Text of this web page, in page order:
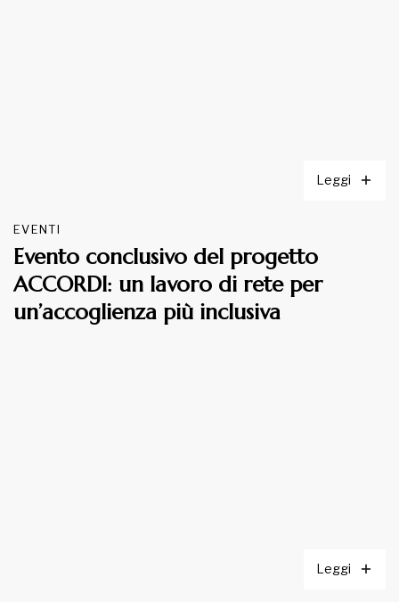
Leggi
EVENTI
Evento conclusivo del progetto
ACCORDI: un lavoro di rete per
un’accoglienza più inclusiva
Leggi